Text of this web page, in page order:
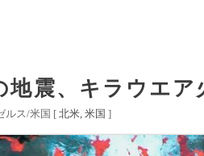
震、キラウエア
ルス/米国 [北米 米国 ]